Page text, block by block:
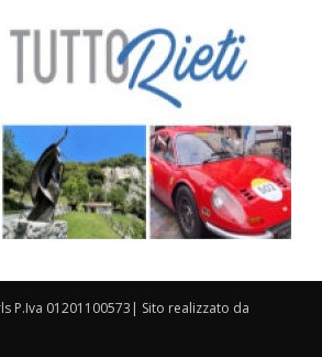
P.Iva 01201100573| Sito realizzato da